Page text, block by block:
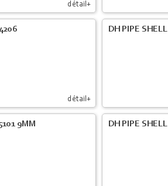
détail+
détail+
DH PIPE
9MM DH PIPE